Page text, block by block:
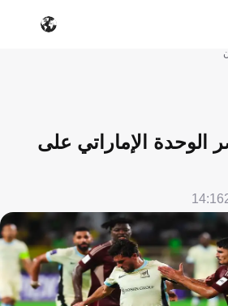
الوحدة الإماراتي على
14:16